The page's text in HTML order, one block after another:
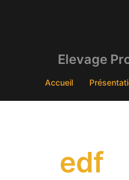
Elevage
Accueil
edf